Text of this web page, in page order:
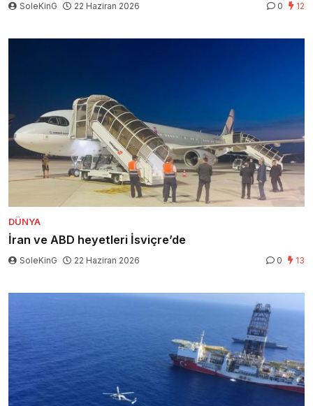
SoleKinG 22 Haziran 2026 0 12
DÜNYA
İran ve ABD heyetleri İsviçre’de
SoleKinG 22 Haziran 2026 0 13